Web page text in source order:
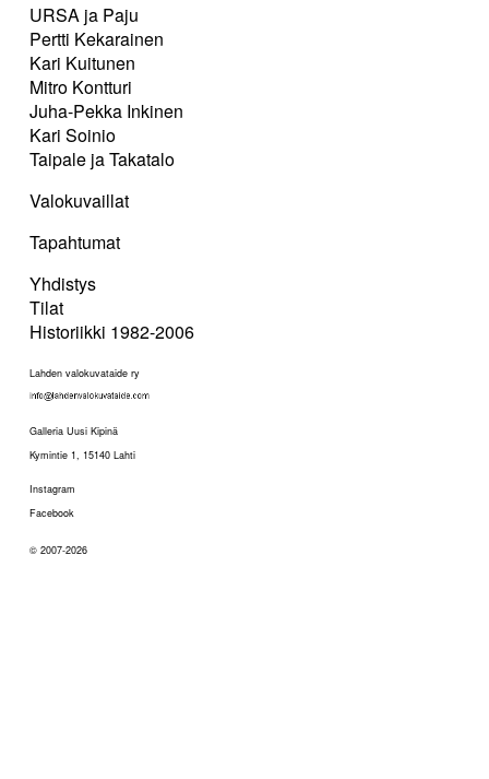
URSA ja Paju
Pertti Kekarainen
Kari Kuitunen
Mitro Kontturi
Juha-Pekka Inkinen
Kari Soinio
Taipale ja Takatalo
Valokuvaillat
Tapahtumat
Yhdistys
Tilat
Historiikki 1982-2006
Lahden valokuvataide ry
Galleria Uusi Kipinä
Kymintie 1, 15140 Lahti
Instagram
Facebook
© 2007-2026